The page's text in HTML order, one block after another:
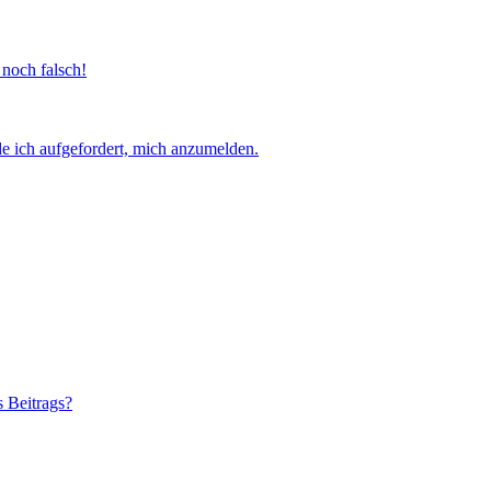
falsch!
ich aufgefordert, mich anzumelden.
Beitrags?